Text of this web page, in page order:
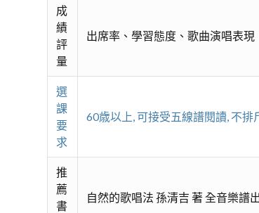
成
績
評
量
出席率、學習態度、歌曲演唱表現
選
課
要
求
60歳以上, 可接受五線譜閱讀, 不
推
薦
書
自然的歌唱法 孫清吉 著 全音樂譜